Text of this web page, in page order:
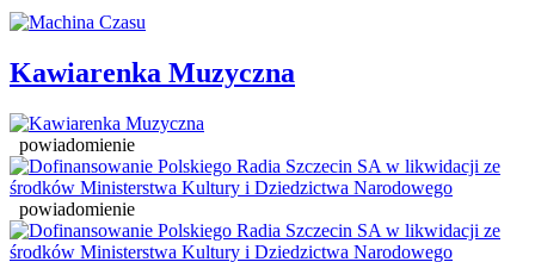
Kawiarenka Muzyczna
powiadomienie
powiadomienie